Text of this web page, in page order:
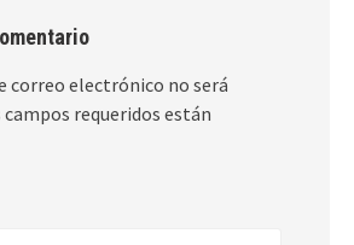
correo electrónico no será
campos requeridos están